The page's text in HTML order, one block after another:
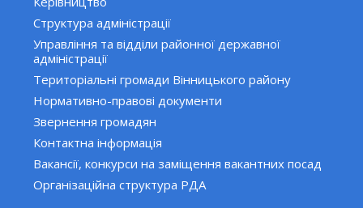
Структура адміністрації
Управління та відділи районної державної
адміністрації
Територіальні громади Вінницького району
Нормативно-правові документи
Звернення громадян
Контактна інформація
Вакансії, конкурси на заміщення вакантних посад
Організаційна структура РДА